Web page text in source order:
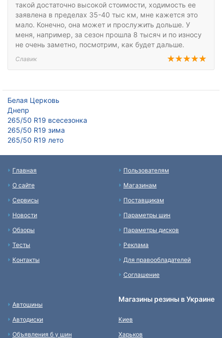
такой достаточно высокой стоимости, ходимость ее
заявлена в пределах 35-40 тыс км, мне кажется это
мало. Конечно, она может и прослужить дольше. У
меня, например, за сезон прошла 8 тысяч и по износу
не очень заметно, посмотрим, как будет дальше.
Славик
Белая Церковь
Днепр
265/50 R19 всесезонка
265/50 R19 зима
265/50 R19 лето
Главная
О сайте
Сервисы
Новости
Обзоры
Тесты
Контакты
Пользователям
Магазинам
Поставщикам
Параметры шин
Параметры дисков
Реклама
Для правообладателей
Соглашение
Автошины
Автодиски
Объявления б у шин
Магазины резины в Украине
Киев
Харьков